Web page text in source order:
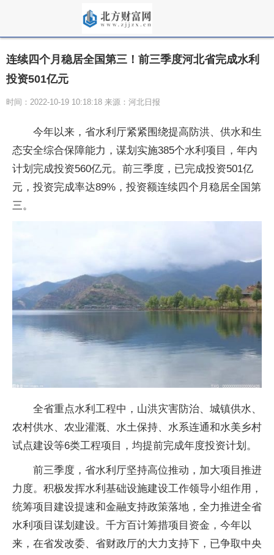
连续四个月稳居全国第三！前三季度河北省完成水利
投资501亿元
时间：2022-10-19 10:18:18 来源：河北日报
今年以来，省水利厅紧紧围绕提高防洪、供水和生
态安全综合保障能力，谋划实施385个水利项目，年内
计划完成投资560亿元。前三季度，已完成投资501亿
元，投资完成率达89%，投资额连续四个月稳居全国第
三。
全省重点水利工程中，山洪灾害防治、城镇供水、
农村供水、农业灌溉、水土保持、水系连通和水美乡村
试点建设等6类工程项目，均提前完成年度投资计划。
前三季度，省水利厅坚持高位推动，加大项目推进
力度。积极发挥水利基础设施建设工作领导小组作用，
统筹项目建设提速和金融支持政策落地，全力推进全省
水利项目谋划建设。千方百计筹措项目资金，今年以
来，在省发改委、省财政厅的大力支持下，已争取中央